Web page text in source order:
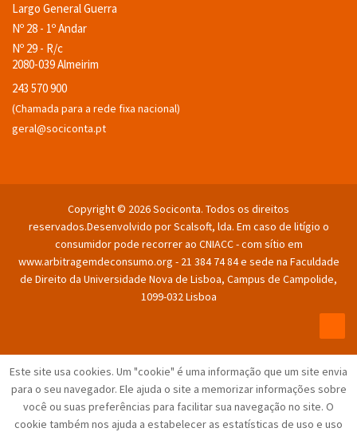
Largo General Guerra
Nº 28 - 1º Andar
Nº 29 - R/c
2080-039 Almeirim
243 570 900
(Chamada para a rede fixa nacional)
geral@sociconta.pt
Copyright © 2026 Sociconta. Todos os direitos
reservados.Desenvolvido por Scalsoft, lda. Em caso de litígio o
consumidor pode recorrer ao CNIACC - com sítio em
www.arbitragemdeconsumo.org - 21 384 74 84 e sede na Faculdade
de Direito da Universidade Nova de Lisboa, Campus de Campolide,
1099-032 Lisboa
Este site usa cookies. Um "cookie" é uma informação que um site envia
para o seu navegador. Ele ajuda o site a memorizar informações sobre
você ou suas preferências para facilitar sua navegação no site. O
cookie também nos ajuda a estabelecer as estatísticas de uso e uso